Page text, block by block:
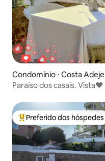
Condomínio ⋅ Costa Adeje
Paraíso dos casais.
Entre os melhores
Preferido dos hóspedes